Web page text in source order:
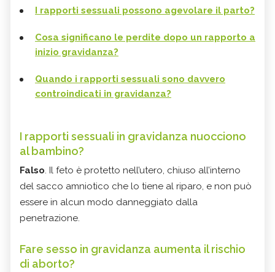
I rapporti sessuali possono agevolare il parto?
Cosa significano le perdite dopo un rapporto a
inizio gravidanza?
Quando i rapporti sessuali sono davvero
controindicati in gravidanza?
I rapporti sessuali in gravidanza nuocciono
al bambino?
Falso. Il feto è protetto nell’utero, chiuso all’interno
del sacco amniotico che lo tiene al riparo, e non può
essere in alcun modo danneggiato dalla
penetrazione.
Fare sesso in gravidanza aumenta il rischio
di aborto?